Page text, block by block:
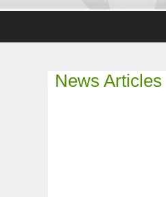
News Articles